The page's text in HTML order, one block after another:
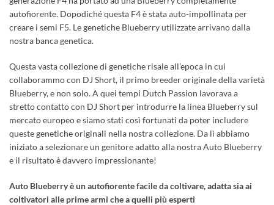
autofiorente. Dopodiché questa F4 è stata auto-impollinata per
creare i semi F5. Le genetiche Blueberry utilizzate arrivano dalla
nostra banca genetica.
Questa vasta collezione di genetiche risale all’epoca in cui
collaborammo con DJ Short, il primo breeder originale della varietà
Blueberry, e non solo. A quei tempi Dutch Passion lavorava a
stretto contatto con DJ Short per introdurre la linea Blueberry sul
mercato europeo e siamo stati così fortunati da poter includere
queste genetiche originali nella nostra collezione. Da lì abbiamo
iniziato a selezionare un genitore adatto alla nostra Auto Blueberry
e il risultato è davvero impressionante!
Auto Blueberry è un autofiorente facile da coltivare, adatta sia ai
coltivatori alle prime armi che a quelli più esperti